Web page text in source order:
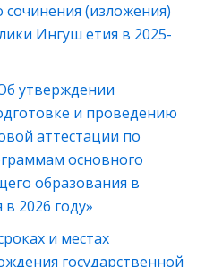
(изложения)
Ингуш етия в 2025-
утверждении
и проведению
аттестации по
основного
образования в
2026 году»
и местах
государственной